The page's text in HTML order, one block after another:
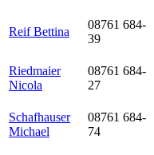
Reif Bettina
08761 684-
39
Riedmaier
Nicola
08761 684-
27
Schafhauser
Michael
08761 684-
74